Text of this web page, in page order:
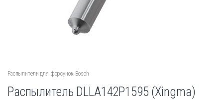
Распылители для форсунок Bosch
Распылитель DLLA142P1595 (Xingma)